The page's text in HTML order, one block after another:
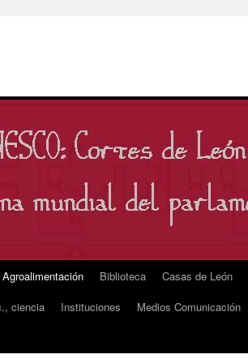
Agroalimentación Biblioteca Casas de León
ciencia Instituciones Medios Comunicación